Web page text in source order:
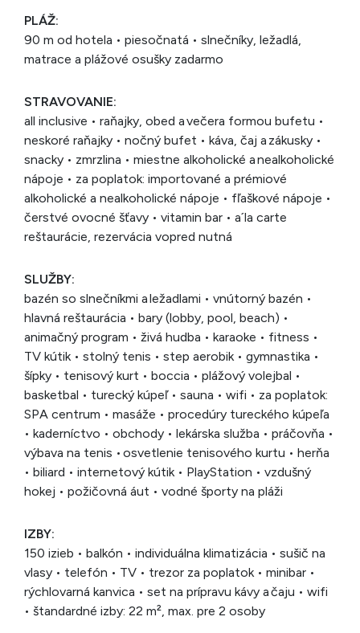
PLÁŽ:
90 m od hotela • piesočnatá • slnečníky, ležadlá,
matrace a plážové osušky zadarmo
STRAVOVANIE:
all inclusive • raňajky, obed a večera formou bufetu •
neskoré raňajky • nočný bufet • káva, čaj a zákusky •
snacky • zmrzlina • miestne alkoholické a nealkoholické
nápoje • za poplatok: importované a prémiové
alkoholické a nealkoholické nápoje • fľaškové nápoje •
čerstvé ovocné šťavy • vitamin bar • a´la carte
reštaurácie, rezervácia vopred nutná
SLUŽBY:
bazén so slnečníkmi a ležadlami • vnútorný bazén •
hlavná reštaurácia • bary (lobby, pool, beach) •
animačný program • živá hudba • karaoke • fitness •
TV kútik • stolný tenis • step aerobik • gymnastika •
šípky • tenisový kurt • boccia • plážový volejbal •
basketbal • turecký kúpeľ • sauna • wifi • za poplatok:
SPA centrum • masáže • procedúry tureckého kúpeľa
• kaderníctvo • obchody • lekárska služba • práčovňa •
výbava na tenis • osvetlenie tenisového kurtu • herňa
• biliard • internetový kútik • PlayStation • vzdušný
hokej • požičovná áut • vodné športy na pláži
IZBY:
150 izieb • balkón • individuálna klimatizácia • sušič na
vlasy • telefón • TV • trezor za poplatok • minibar •
rýchlovarná kanvica • set na prípravu kávy a čaju • wifi
• štandardné izby: 22 m², max. pre 2 osoby